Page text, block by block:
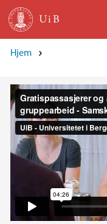
Hopp til hovedinnhold
Hjem